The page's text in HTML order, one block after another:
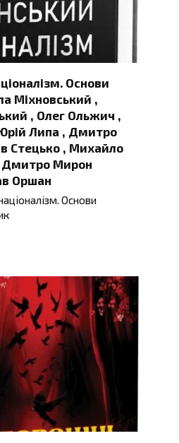
Основи
Міхновський ,
, Олег Ольжич ,
Липа , Дмитро
Стецько , Михайло
Дмитро Мирон
Оршан
Основи